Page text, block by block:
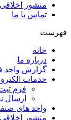
منشور اخلاقی
تماس با ما
فهرست
خانه
درباره ما
گزارش واحد
خدمات
فرم
ارسال
واحد های
منشور اخلاقی